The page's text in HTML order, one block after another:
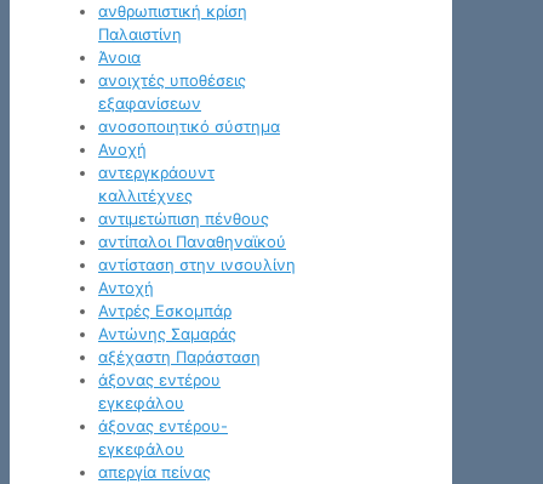
ανθρωπιστική κρίση
Παλαιστίνη
Άνοια
ανοιχτές υποθέσεις
εξαφανίσεων
ανοσοποιητικό σύστημα
Ανοχή
αντεργκράουντ
καλλιτέχνες
αντιμετώπιση πένθους
αντίπαλοι Παναθηναϊκού
αντίσταση στην ινσουλίνη
Αντοχή
Αντρές Εσκομπάρ
Αντώνης Σαμαράς
αξέχαστη Παράσταση
άξονας εντέρου
εγκεφάλου
άξονας εντέρου-
εγκεφάλου
απεργία πείνας